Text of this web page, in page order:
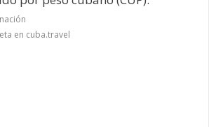
en cuba.travel